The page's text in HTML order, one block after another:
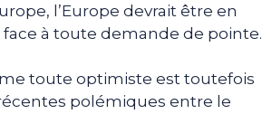
l’Europe devrait être en
à toute demande de pointe.
toute optimiste est toutefois
polémiques entre le